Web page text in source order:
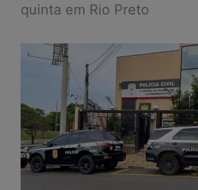
quinta em Rio Preto